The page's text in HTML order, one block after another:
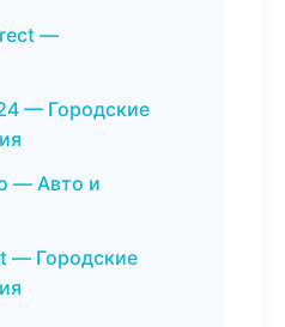
—
— Городские
— Авто и
— Городские